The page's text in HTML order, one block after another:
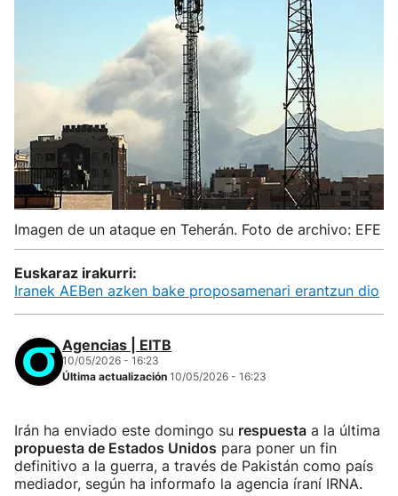
Imagen de un ataque en Teherán. Foto de archivo: EFE
Euskaraz irakurri:
Iranek AEBen azken bake proposamenari erantzun dio
Agencias | EITB
10/05/2026 - 16:23
Última actualización 10/05/2026 - 16:23
Irán ha enviado este domingo su respuesta a la última
propuesta de Estados Unidos para poner un fin
definitivo a la guerra, a través de Pakistán como país
mediador, según ha informafo la agencia íraní IRNA.